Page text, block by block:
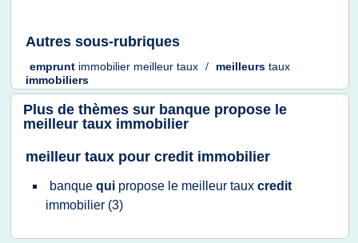
Autres sous-rubriques
emprunt immobilier meilleur taux / meilleurs taux
immobiliers
Plus de thèmes sur banque propose le
meilleur taux immobilier
meilleur taux pour credit immobilier
banque qui propose le meilleur taux credit
immobilier (3)